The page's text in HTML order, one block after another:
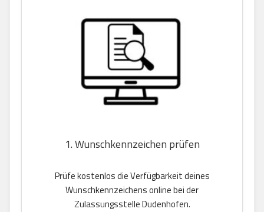
1. Wunschkennzeichen prüfen
Prüfe kostenlos die Verfügbarkeit deines
Wunschkennzeichens online bei der
Zulassungsstelle Dudenhofen.